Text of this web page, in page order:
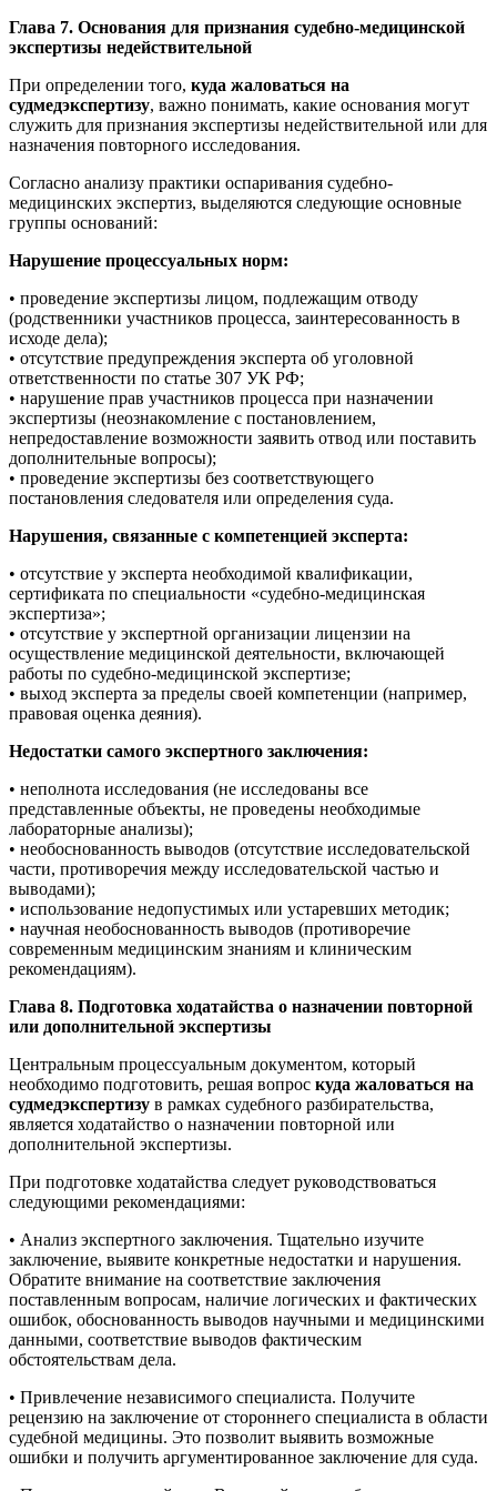
Глава 7. Основания для признания судебно-медицинской
экспертизы недействительной
При определении того, куда жаловаться на
судмедэкспертизу, важно понимать, какие основания могут
служить для признания экспертизы недействительной или для
назначения повторного исследования.
Согласно анализу практики оспаривания судебно-
медицинских экспертиз, выделяются следующие основные
группы оснований:
Нарушение процессуальных норм:
• проведение экспертизы лицом, подлежащим отводу
(родственники участников процесса, заинтересованность в
исходе дела);
• отсутствие предупреждения эксперта об уголовной
ответственности по статье 307 УК РФ;
• нарушение прав участников процесса при назначении
экспертизы (неознакомление с постановлением,
непредоставление возможности заявить отвод или поставить
дополнительные вопросы);
• проведение экспертизы без соответствующего
постановления следователя или определения суда.
Нарушения, связанные с компетенцией эксперта:
• отсутствие у эксперта необходимой квалификации,
сертификата по специальности «судебно-медицинская
экспертиза»;
• отсутствие у экспертной организации лицензии на
осуществление медицинской деятельности, включающей
работы по судебно-медицинской экспертизе;
• выход эксперта за пределы своей компетенции (например,
правовая оценка деяния).
Недостатки самого экспертного заключения:
• неполнота исследования (не исследованы все
представленные объекты, не проведены необходимые
лабораторные анализы);
• необоснованность выводов (отсутствие исследовательской
части, противоречия между исследовательской частью и
выводами);
• использование недопустимых или устаревших методик;
• научная необоснованность выводов (противоречие
современным медицинским знаниям и клиническим
рекомендациям).
Глава 8. Подготовка ходатайства о назначении повторной
или дополнительной экспертизы
Центральным процессуальным документом, который
необходимо подготовить, решая вопрос куда жаловаться на
судмедэкспертизу в рамках судебного разбирательства,
является ходатайство о назначении повторной или
дополнительной экспертизы.
При подготовке ходатайства следует руководствоваться
следующими рекомендациями:
• Анализ экспертного заключения. Тщательно изучите
заключение, выявите конкретные недостатки и нарушения.
Обратите внимание на соответствие заключения
поставленным вопросам, наличие логических и фактических
ошибок, обоснованность выводов научными и медицинскими
данными, соответствие выводов фактическим
обстоятельствам дела.
• Привлечение независимого специалиста. Получите
рецензию на заключение от стороннего специалиста в области
судебной медицины. Это позволит выявить возможные
ошибки и получить аргументированное заключение для суда.